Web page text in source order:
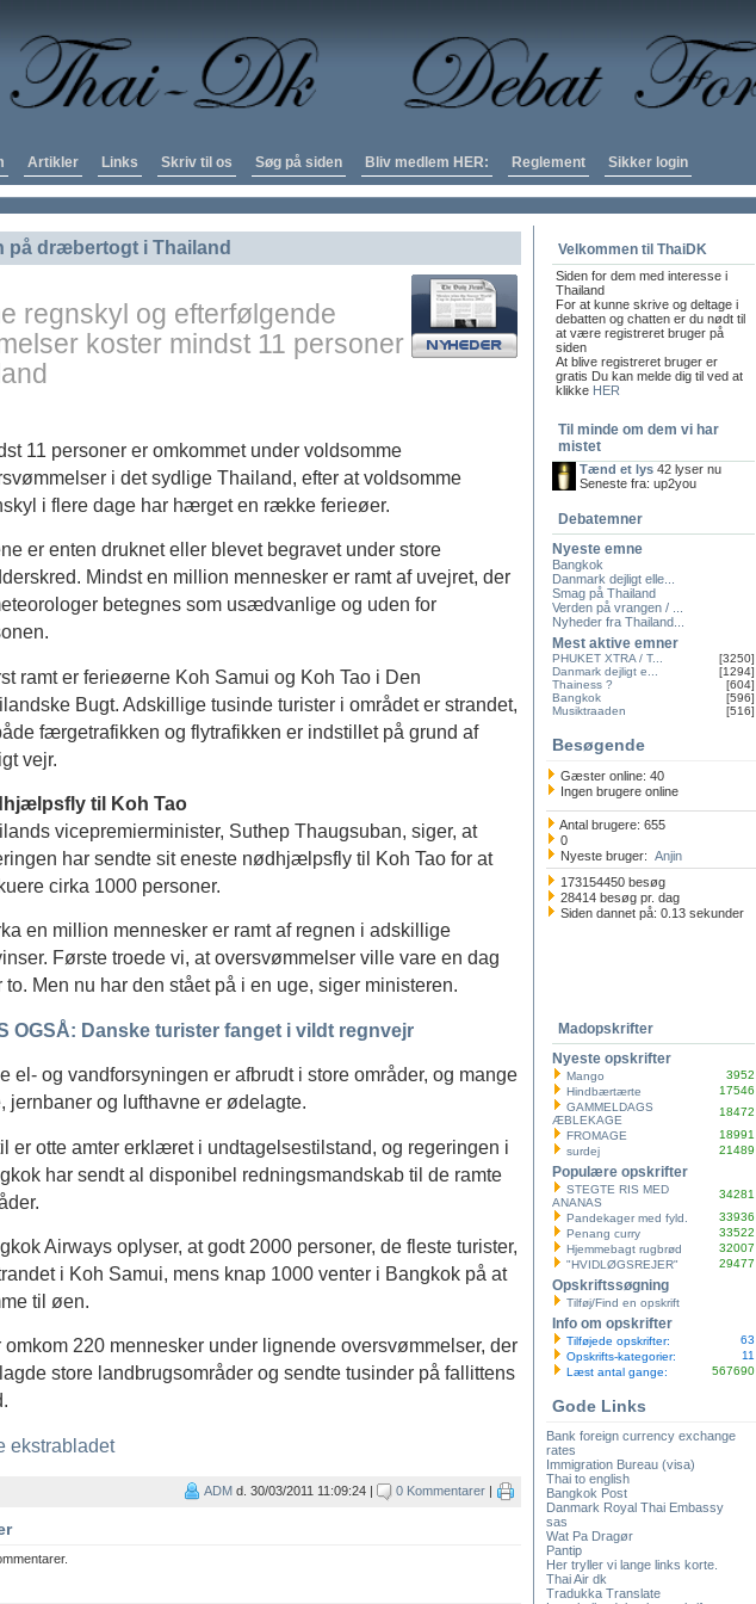
Artikler Links Skriv til os Søg på siden Bliv medlem HER: Reglement Sikker login
på dræbertogt i Thailand
regnskyl og efterfølgende
koster mindst 11 personer
11 personer er omkommet under voldsomme
i det sydlige Thailand, efter at voldsomme
i flere dage har hærget en række ferieøer.
er enten druknet eller blevet begravet under store
Mindst en million mennesker er ramt af uvejret, der
betegnes som usædvanlige og uden for
ramt er ferieøerne Koh Samui og Koh Tao i Den
Bugt. Adskillige tusinde turister i området er strandet,
færgetrafikken og flytrafikken er indstillet på grund af
vejr.
til Koh Tao
vicepremierminister, Suthep Thaugsuban, siger, at
har sendte sit eneste nødhjælpsfly til Koh Tao for at
cirka 1000 personer.
en million mennesker er ramt af regnen i adskillige
Første troede vi, at oversvømmelser ville vare en dag
to. Men nu har den stået på i en uge, siger ministeren.
OGSÅ: Danske turister fanget i vildt regnvejr
el- og vandforsyningen er afbrudt i store områder, og mange
jernbaner og lufthavne er ødelagte.
er otte amter erklæret i undtagelsestilstand, og regeringen i
har sendt al disponibel redningsmandskab til de ramte
Airways oplyser, at godt 2000 personer, de fleste turister,
i Koh Samui, mens knap 1000 venter i Bangkok på at
til øen.
omkom 220 mennesker under lignende oversvømmelser, der
store landbrugsområder og sendte tusinder på fallittens
ekstrabladet
ADM d. 30/03/2011 11:09:24 | 0 Kommentarer |
Velkommen til ThaiDK
Siden for dem med interesse i
Thailand
For at kunne skrive og deltage i
debatten og chatten er du nødt til
at være registreret bruger på
siden
At blive registreret bruger er
gratis Du kan melde dig til ved at
klikke HER
Til minde om dem vi har
mistet
Tænd et lys 42 lyser nu
Seneste fra: up2you
Debatemner
Nyeste emne
Bangkok
Danmark dejligt elle...
Smag på Thailand
Verden på vrangen / ...
Nyheder fra Thailand...
Mest aktive emner
PHUKET XTRA / T...
[3250]
Danmark dejligt e...
[1294]
Thainess ?
[604]
Bangkok
[596]
Musiktraaden
[516]
Besøgende
Gæster online: 40
Ingen brugere online
Antal brugere: 655
0
Nyeste bruger: Anjin
173154450 besøg
28414 besøg pr. dag
Siden dannet på: 0.13 sekunder
Madopskrifter
Nyeste opskrifter
Mango
3952
Hindbærtærte
17546
GAMMELDAGS
ÆBLEKAGE
18472
FROMAGE
18991
surdej
21489
Populære opskrifter
STEGTE RIS MED
ANANAS
34281
Pandekager med fyld.
33936
Penang curry
33522
Hjemmebagt rugbrød
32007
"HVIDLØGSREJER"
29477
Opskriftssøgning
Tilføj/Find en opskrift
Info om opskrifter
Tilføjede opskrifter:
63
Opskrifts-kategorier:
11
Læst antal gange:
567690
Gode Links
Bank foreign currency exchange
rates
Immigration Bureau (visa)
Thai to english
Bangkok Post
Danmark Royal Thai Embassy
sas
Wat Pa Dragør
Pantip
Her tryller vi lange links korte.
Thai Air dk
Tradukka Translate